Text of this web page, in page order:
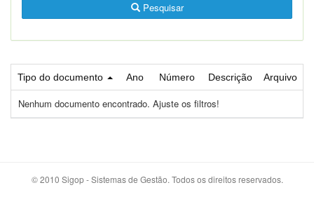
Pesquisar
Tipo do documento Ano Número Descrição Arquivo
Nenhum documento encontrado. Ajuste os filtros!
© 2010 Sigop - Sistemas de Gestão. Todos os direitos reservados.